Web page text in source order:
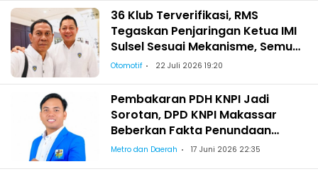
36 Klub Terverifikasi, RMS
Tegaskan Penjaringan Ketua IMI
Sulsel Sesuai Mekanisme, Semua
Berhak Maju!
Otomotif 22 Juli 2026 19:20
Pembakaran PDH KNPI Jadi
Sorotan, DPD KNPI Makassar
Beberkan Fakta Penundaan
Pelantikan Wajo
Metro dan Daerah 17 Juni 2026 22:35